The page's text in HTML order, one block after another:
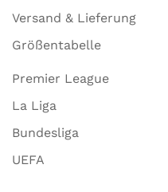
Versand & Lieferung
Größentabelle
Premier League
La Liga
Bundesliga
UEFA